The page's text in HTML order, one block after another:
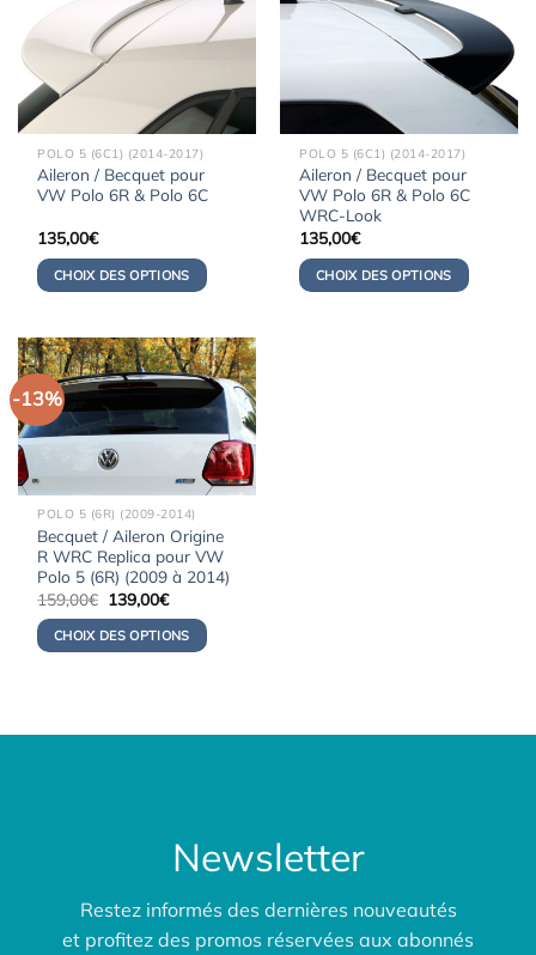
POLO 5 (6C1) (2014-2017)
Aileron / Becquet pour
VW Polo 6R & Polo 6C
135,00€
CHOIX DES OPTIONS
POLO 5 (6C1) (2014-2017)
Aileron / Becquet pour
VW Polo 6R & Polo 6C
WRC-Look
135,00€
CHOIX DES OPTIONS
-13%
POLO 5 (6R) (2009-2014)
Becquet / Aileron Origine
R WRC Replica pour VW
Polo 5 (6R) (2009 à 2014)
159,00€ Le
initial
était :
139,00€Le
actuel
est :
CHOIX DES OPTIONS
Newsletter
Restez informés des dernières nouveautés
et profitez des promos réservées aux abonnés